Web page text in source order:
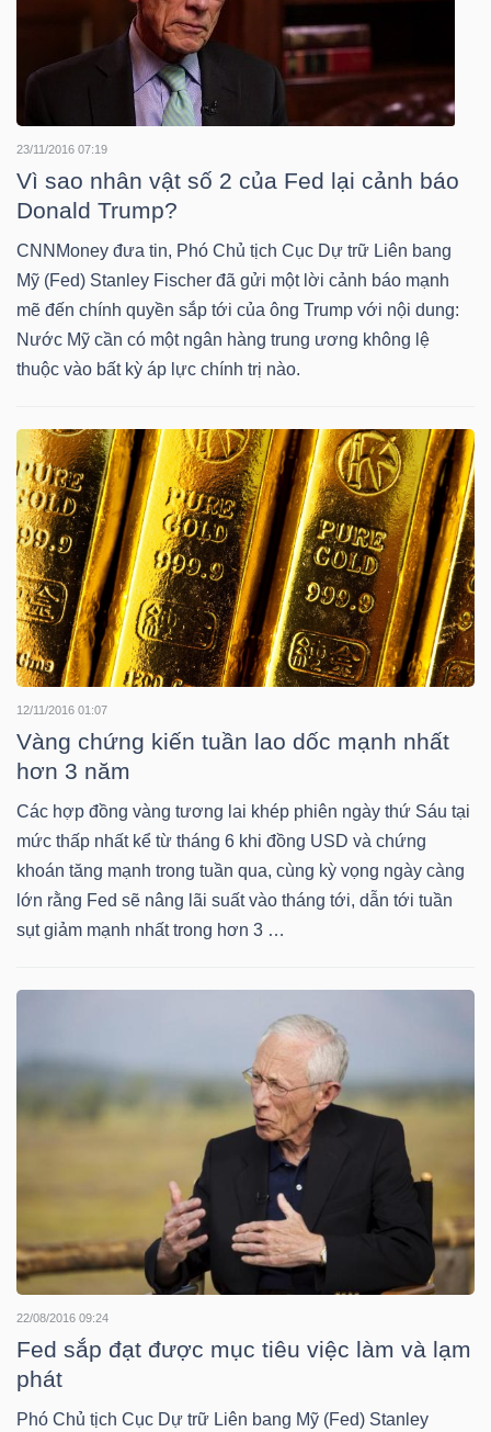
23/11/2016 07:19
Vì sao nhân vật số 2 của Fed lại cảnh báo
Donald Trump?
CNNMoney đưa tin, Phó Chủ tịch Cục Dự trữ Liên bang
Mỹ (Fed) Stanley Fischer đã gửi một lời cảnh báo mạnh
mẽ đến chính quyền sắp tới của ông Trump với nội dung:
Nước Mỹ cần có một ngân hàng trung ương không lệ
thuộc vào bất kỳ áp lực chính trị nào.
12/11/2016 01:07
Vàng chứng kiến tuần lao dốc mạnh nhất
hơn 3 năm
Các hợp đồng vàng tương lai khép phiên ngày thứ Sáu tại
mức thấp nhất kể từ tháng 6 khi đồng USD và chứng
khoán tăng mạnh trong tuần qua, cùng kỳ vọng ngày càng
lớn rằng Fed sẽ nâng lãi suất vào tháng tới, dẫn tới tuần
sụt giảm mạnh nhất trong hơn 3 …
22/08/2016 09:24
Fed sắp đạt được mục tiêu việc làm và lạm
phát
Phó Chủ tịch Cục Dự trữ Liên bang Mỹ (Fed) Stanley
CÔNG
CỤ
TƯ
TRUY
DỮ
LIỆU
Ngành
(-)
VS-
SECTOR
LƯỢNG
VẬT
TIÊU
DÙNG
KHÔNG
THIẾT